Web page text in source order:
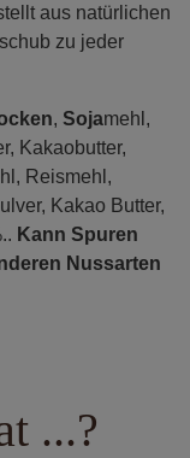
aus natürlichen
zu jeder
, Sojamehl,
Kakaobutter,
Reismehl,
Kakao Butter,
Kann Spuren
Nussarten
...?